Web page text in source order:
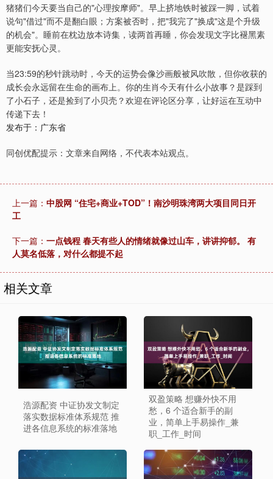
猪猪们今天要当自己的"心理按摩师"。早上挤地铁时被踩一脚，试着
说句"借过"而不是翻白眼；方案被否时，把"我完了"换成"这是个升级
的机会"。睡前在枕边放本诗集，读两首再睡，你会发现文字比褪黑素
更能安抚心灵。
当23:59的秒针跳动时，今天的运势会像沙画般被风吹散，但你收获的
成长会永远留在生命的画布上。你的生肖今天有什么小故事？是踩到
了小石子，还是捡到了小贝壳？欢迎在评论区分享，让好运在互动中
传递下去！
发布于：广东省
同创优配提示：文章来自网络，不代表本站观点。
上一篇： 中股网 “住宅+商业+TOD”！南沙明珠湾两大项目同日开
工
下一篇： 一点钱程 春天有些人的情绪就像过山车，讲讲抑郁。 有
人莫名低落，对什么都提不起
相关文章
浩源配资 中证协发文制定
落实数据标准体系规范 推
进各信息系统的标准落地
双盈策略 想赚外快不用
愁，6 个适合新手的副
业，简单上手易操作_兼
职_工作_时间